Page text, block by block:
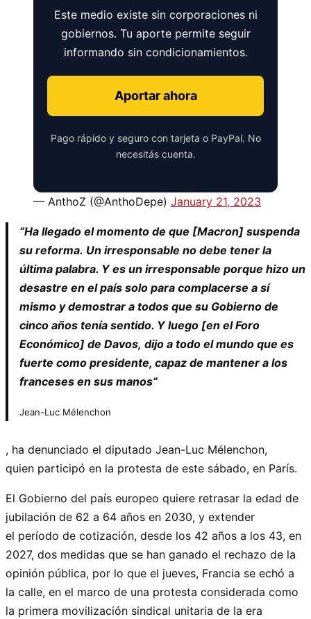
Este medio existe sin corporaciones ni
gobiernos. Tu aporte permite seguir
informando sin condicionamientos.
Aportar ahora
Pago rápido y seguro con tarjeta o PayPal. No
necesitás cuenta.
— AnthoZ (@AnthoDepe) January 21, 2023
“Ha llegado el momento de que [Macron] suspenda
su reforma. Un irresponsable no debe tener la
última palabra. Y es un irresponsable porque hizo un
desastre en el país solo para complacerse a sí
mismo y demostrar a todos que su Gobierno de
cinco años tenía sentido. Y luego [en el Foro
Económico] de Davos, dijo a todo el mundo que es
fuerte como presidente, capaz de mantener a los
franceses en sus manos”
Jean-Luc Mélenchon
, ha denunciado el diputado Jean-Luc Mélenchon,
quien participó en la protesta de este sábado, en París.
El Gobierno del país europeo quiere retrasar la edad de
jubilación de 62 a 64 años en 2030, y extender
el período de cotización, desde los 42 años a los 43, en
2027, dos medidas que se han ganado el rechazo de la
opinión pública, por lo que el jueves, Francia se echó a
la calle, en el marco de una protesta considerada como
la primera movilización sindical unitaria de la era